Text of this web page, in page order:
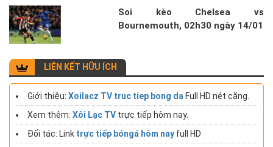
Soi kèo Chelsea vs
Bournemouth, 02h30 ngày 14/01
LIÊN KẾT HỮU ÍCH
Giới thiệu: Xoilacz TV truc tiep bong da Full HD nét căng.
Xem thêm: Xôi Lạc TV trực tiếp hôm nay.
Đối tác: Link trực tiếp bóngá hôm nay full HD